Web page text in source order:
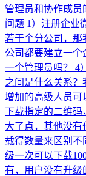
管理员和协作成员
问题 1）注册企业
若干个分公司，那
公司都要建立一个
一个管理员吗？ 4
之间是什么关系？
增加的高级人员可
下载指定的二维码
大了点，其他没有
载得数量来区别不
级一次可以下载
有，用户没有升级